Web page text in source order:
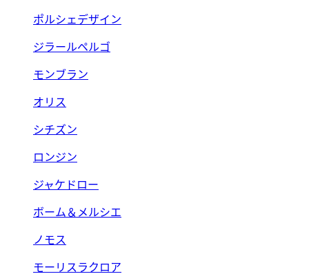
ポルシェデザイン
ジラールペルゴ
モンブラン
オリス
シチズン
ロンジン
ジャケドロー
ボーム＆メルシエ
ノモス
モーリスラクロア